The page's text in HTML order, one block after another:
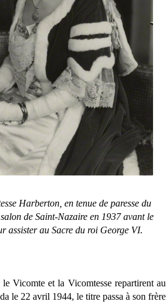
Harberton, en tenue de paresse du
de Saint-Nazaire en 1937 avant le
assister au Sacre du roi George VI.
Vicomte et la Vicomtesse repartirent au
le 22 avril 1944, le titre passa à son frère